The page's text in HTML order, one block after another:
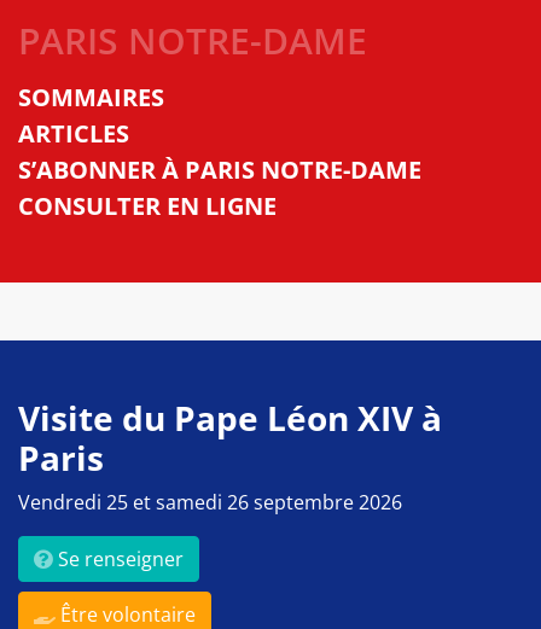
PARIS NOTRE-DAME
SOMMAIRES
ARTICLES
S’ABONNER À PARIS NOTRE-DAME
CONSULTER EN LIGNE
Visite du Pape Léon XIV à
Paris
Vendredi 25 et samedi 26 septembre 2026
Se renseigner
Être volontaire